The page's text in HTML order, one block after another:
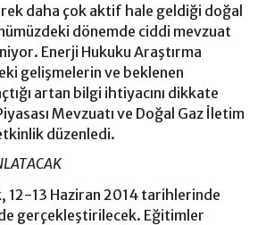
daha çok aktif hale geldiği doğal
dönemde ciddi mevzuat
Enerji Hukuku Araştırma
gelişmelerin ve beklenen
artan bilgi ihtiyacını dikkate
Mevzuatı ve Doğal Gaz İletim
düzenledi.
12-13 Haziran 2014 tarihlerinde
gerçekleştirilecek. Eğitimler